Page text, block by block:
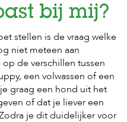
bij mij?
stellen is de vraag welke
niet meteen aan
de verschillen tussen
een volwassen of een
graag een hond uit het
of dat je liever een
je dit duidelijker voor